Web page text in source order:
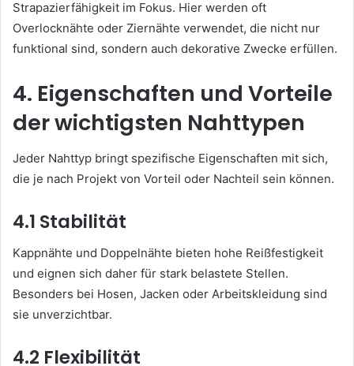
Strapazierfähigkeit im Fokus. Hier werden oft
Overlocknähte oder Ziernähte verwendet, die nicht nur
funktional sind, sondern auch dekorative Zwecke erfüllen.
4. Eigenschaften und Vorteile
der wichtigsten Nahttypen
Jeder Nahttyp bringt spezifische Eigenschaften mit sich,
die je nach Projekt von Vorteil oder Nachteil sein können.
4.1 Stabilität
Kappnähte und Doppelnähte bieten hohe Reißfestigkeit
und eignen sich daher für stark belastete Stellen.
Besonders bei Hosen, Jacken oder Arbeitskleidung sind
sie unverzichtbar.
4.2 Flexibilität